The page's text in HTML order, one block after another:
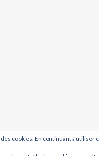
cookies. En continuant à utiliser